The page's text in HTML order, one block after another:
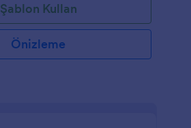
Şablon Kullan
Önizleme